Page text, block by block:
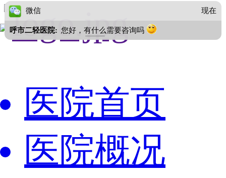
医院首页
医院概况
微信 现在
呼市二轻医院: 您好，有什么需要咨询吗